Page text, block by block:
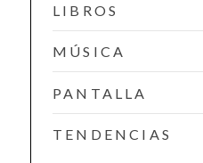
LIBROS
MÚSICA
PANTALLA
TENDENCIAS